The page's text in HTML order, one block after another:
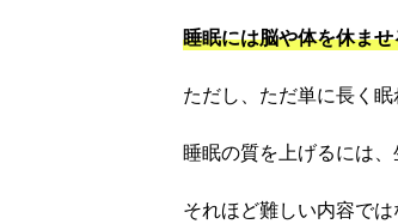
睡眠には脳や体を休ま
ただし、ただ単に長く眠
睡眠の質を上げるには
それほど難しい内容で